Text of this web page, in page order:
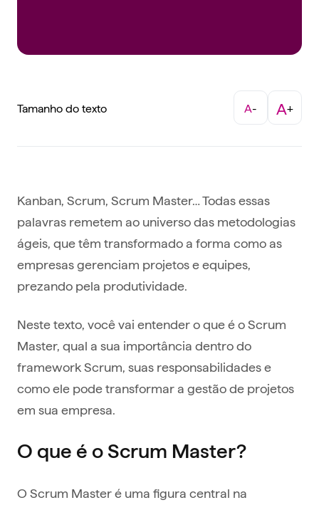
Tamanho do texto A- A+
Kanban, Scrum, Scrum Master… Todas essas
palavras remetem ao universo das metodologias
ágeis, que têm transformado a forma como as
empresas gerenciam projetos e equipes,
prezando pela produtividade.
Neste texto, você vai entender o que é o Scrum
Master, qual a sua importância dentro do
framework Scrum, suas responsabilidades e
como ele pode transformar a gestão de projetos
em sua empresa.
O que é o Scrum Master?
O Scrum Master é uma figura central na